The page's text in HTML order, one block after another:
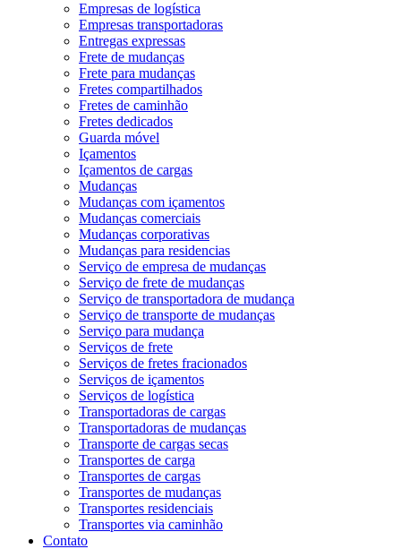
Empresas de logística
Empresas transportadoras
Entregas expressas
Frete de mudanças
Frete para mudanças
Fretes compartilhados
Fretes de caminhão
Fretes dedicados
Guarda móvel
Içamentos
Içamentos de cargas
Mudanças
Mudanças com içamentos
Mudanças comerciais
Mudanças corporativas
Mudanças para residencias
Serviço de empresa de mudanças
Serviço de frete de mudanças
Serviço de transportadora de mudança
Serviço de transporte de mudanças
Serviço para mudança
Serviços de frete
Serviços de fretes fracionados
Serviços de içamentos
Serviços de logística
Transportadoras de cargas
Transportadoras de mudanças
Transporte de cargas secas
Transportes de carga
Transportes de cargas
Transportes de mudanças
Transportes residenciais
Transportes via caminhão
Contato